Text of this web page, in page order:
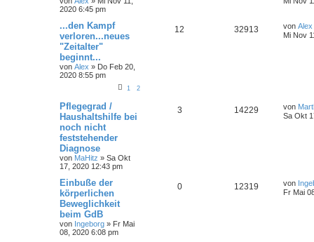
2020 6:45 pm
...den Kampf
verloren...neues
"Zeitalter"
beginnt...
von Alex » Do Feb 20,
2020 8:55 pm
1 2
12 32913 von Alex
Mi Nov
Pflegegrad /
Haushaltshilfe bei
noch nicht
feststehender
Diagnose
von MaHitz » Sa Okt
17, 2020 12:43 pm
3 14229 von
Sa Okt
Einbuße der
körperlichen
Beweglichkeit
beim GdB
von Ingeborg » Fr Mai
08, 2020 6:08 pm
0 12319 von
Fr Mai